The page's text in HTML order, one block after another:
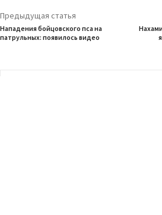
Предыдущая статья
Нападения бойцовского пса на
патрульных: появилось видео